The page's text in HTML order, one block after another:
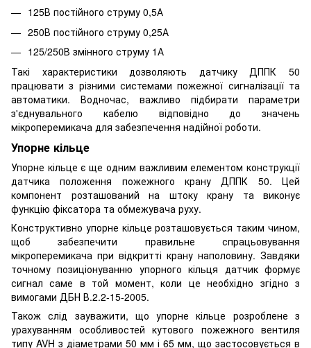
125В постійного струму 0,5А
250В постійного струму 0,25А
125/250В змінного струму 1А
Такі характеристики дозволяють датчику ДППК 50
працювати з різними системами пожежної сигналізації та
автоматики. Водночас, важливо підбирати параметри
з'єднувального кабелю відповідно до значень
мікроперемикача для забезпечення надійної роботи.
Упорне кільце
Упорне кільце є ще одним важливим елементом конструкції
датчика положення пожежного крану ДППК 50. Цей
компонент розташований на штоку крану та виконує
функцію фіксатора та обмежувача руху.
Конструктивно упорне кільце розташовується таким чином,
щоб забезпечити правильне спрацьовування
мікроперемикача при відкритті крану наполовину. Завдяки
точному позиціонуванню упорного кільця датчик формує
сигнал саме в той момент, коли це необхідно згідно з
вимогами ДБН В.2.2-15-2005.
Також слід зауважити, що упорне кільце розроблене з
урахуванням особливостей кутового пожежного вентиля
типу AVH з діаметрами 50 мм і 65 мм, що застосовується в